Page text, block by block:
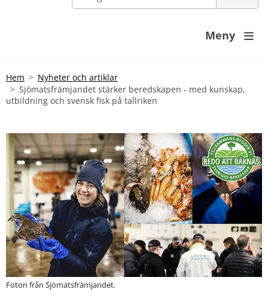
Meny 
Hem
Nyheter och artiklar
Sjömatsfrämjandet stärker beredskapen - med kunskap,
utbildning och svensk fisk på tallriken
Foton från Sjömatsfrämjandet.